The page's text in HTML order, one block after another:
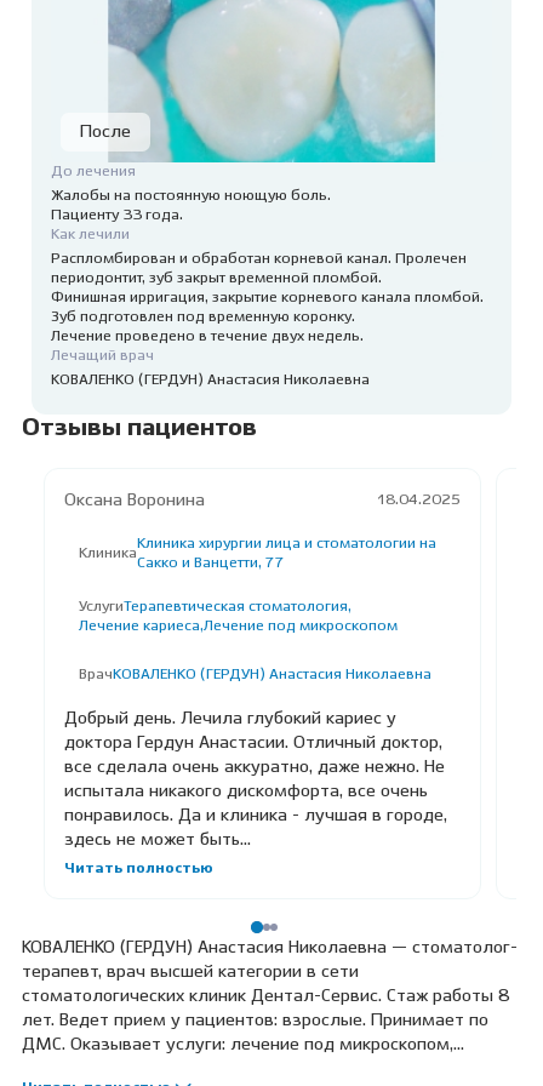
До лечения
Жалобы на постоянную ноющую боль.
Пациенту 33 года.
Как лечили
Распломбирован и обработан корневой канал. Пролечен
периодонтит, зуб закрыт временной пломбой.
Финишная ирригация, закрытие корневого канала пломбой.
Зуб подготовлен под временную коронку.
Лечение проведено в течение двух недель.
Лечащий врач
КОВАЛЕНКО (ГЕРДУН) Анастасия Николаевна
Отзывы пациентов
Оксана Воронина 18.04.2025
Клиника
Клиника хирургии лица и стоматологии на
Сакко и Ванцетти, 77
УслугиТерапевтическая стоматология,
Лечение кариеса,Лечение под микроскопом
Врач КОВАЛЕНКО (ГЕРДУН) Анастасия Николаевна
Добрый день. Лечила глубокий кариес у
доктора Гердун Анастасии. Отличный доктор,
все сделала очень аккуратно, даже нежно. Не
испытала никакого дискомфорта, все очень
понравилось. Да и клиника - лучшая в городе,
здесь не может быть...
Читать полностью
КОВАЛЕНКО (ГЕРДУН) Анастасия Николаевна — стоматолог-
терапевт, врач высшей категории в сети
стоматологических клиник Дентал-Сервис. Стаж работы 8
лет. Ведет прием у пациентов: взрослые. Принимает по
ДМС. Оказывает услуги: лечение под микроскопом,